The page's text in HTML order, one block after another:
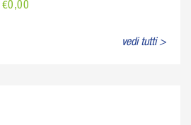
€0,00
vedi tutti >